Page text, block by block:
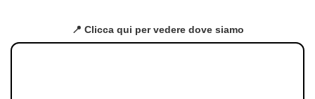
📍 Clicca qui per vedere dove siamo